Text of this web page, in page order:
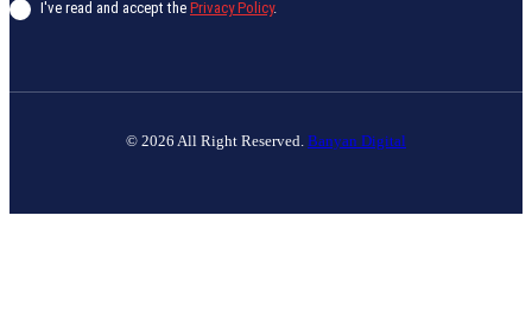
I've read and accept the Privacy Policy.
© 2026 All Right Reserved. Banyan Digital